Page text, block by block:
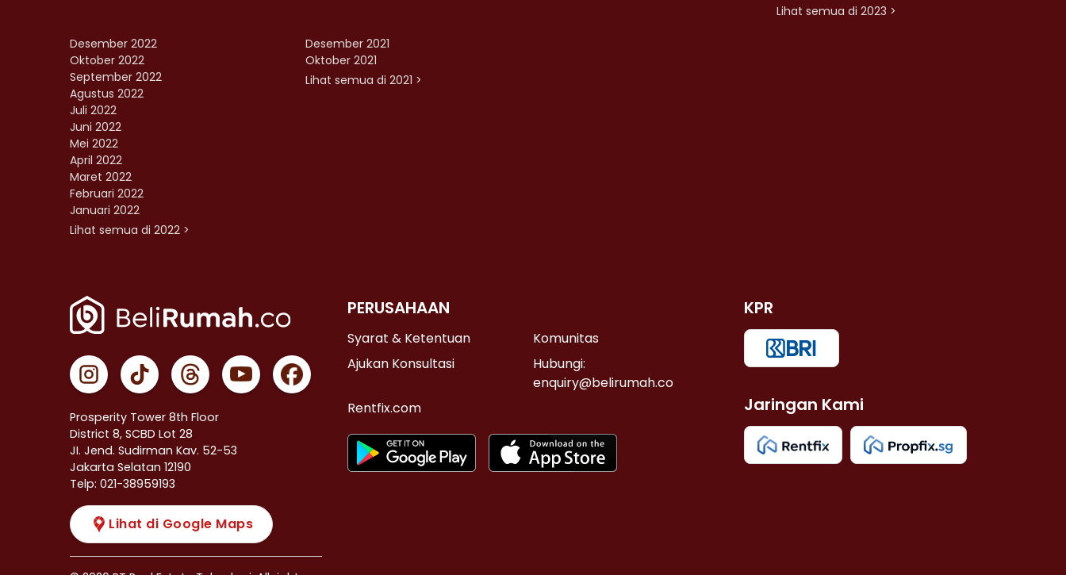
Lihat semua di 2023 >
Desember 2022
Oktober 2022
September 2022
Agustus 2022
Juli 2022
Juni 2022
Mei 2022
April 2022
Maret 2022
Februari 2022
Januari 2022
Lihat semua di 2022 >
Desember 2021
Oktober 2021
Lihat semua di 2021 >
Prosperity Tower 8th Floor
District 8, SCBD Lot 28
JI. Jend. Sudirman Kav. 52-53
Jakarta Selatan 12190
Telp: 021-38959193
Lihat di Google Maps
PERUSAHAAN
Syarat & Ketentuan
Komunitas
Ajukan Konsultasi
Hubungi:
enquiry@belirumah.co
Rentfix.com
KPR
Jaringan Kami